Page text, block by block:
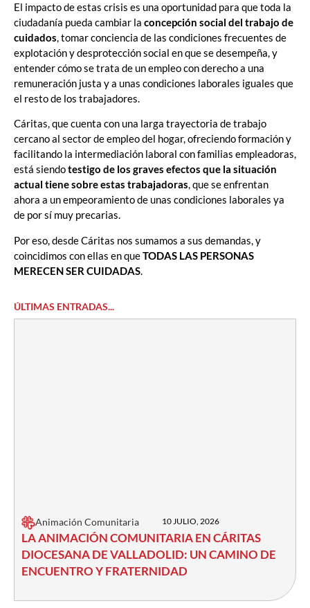
El impacto de estas crisis es una oportunidad para que toda la
ciudadanía pueda cambiar la concepción social del trabajo de
cuidados, tomar conciencia de las condiciones frecuentes de
explotación y desprotección social en que se desempeña, y
entender cómo se trata de un empleo con derecho a una
remuneración justa y a unas condiciones laborales iguales que
el resto de los trabajadores.
Cáritas, que cuenta con una larga trayectoria de trabajo
cercano al sector de empleo del hogar, ofreciendo formación y
facilitando la intermediación laboral con familias empleadoras,
está siendotestigo de los graves efectos que la situación
actual tiene sobre estas trabajadoras, que se enfrentan
ahora a un empeoramiento de unas condiciones laborales ya
de por sí muy precarias.
Por eso, desde Cáritas nos sumamos a sus demandas, y
coincidimos con ellas en queTODAS LAS PERSONAS
MERECEN SER CUIDADAS.
ÚLTIMAS ENTRADAS...
Animación Comunitaria 10 JULIO, 2026
LA ANIMACIÓN COMUNITARIA EN CÁRITAS
DIOCESANA DE VALLADOLID: UN CAMINO DE
ENCUENTRO Y FRATERNIDAD